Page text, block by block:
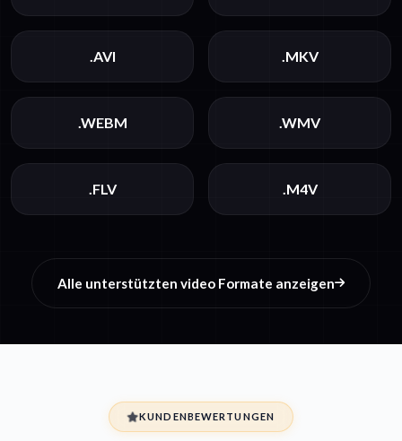
.AVI .MKV
.WEBM .WMV
.FLV .M4V
Alle unterstützten video Formate anzeigen
KUNDENBEWERTUNGEN